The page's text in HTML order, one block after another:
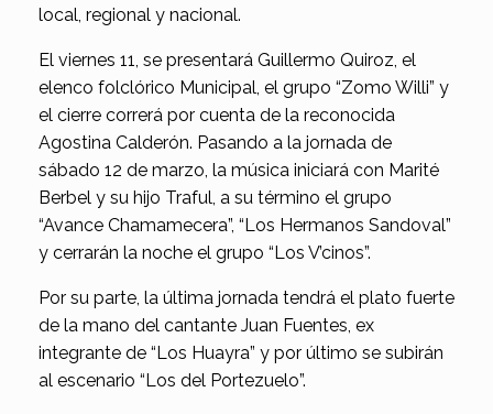
local, regional y nacional.
El viernes 11, se presentará Guillermo Quiroz, el
elenco folclórico Municipal, el grupo “Zomo Willi” y
el cierre correrá por cuenta de la reconocida
Agostina Calderón. Pasando a la jornada de
sábado 12 de marzo, la música iniciará con Marité
Berbel y su hijo Traful, a su término el grupo
“Avance Chamamecera”, “Los Hermanos Sandoval”
y cerrarán la noche el grupo “Los V’cinos”.
Por su parte, la última jornada tendrá el plato fuerte
de la mano del cantante Juan Fuentes, ex
integrante de “Los Huayra” y por último se subirán
al escenario “Los del Portezuelo”.